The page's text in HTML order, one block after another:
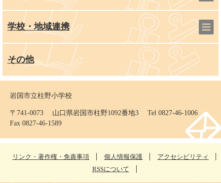
学校・地域連携
その他
岩国市立柱野小学校
〒741-0073 山口県岩国市柱野1092番地3 Tel 0827-46-1006
Fax 0827-46-1589
リンク・著作権・免責事項 個人情報保護
アクセシビリティ
RSSについて